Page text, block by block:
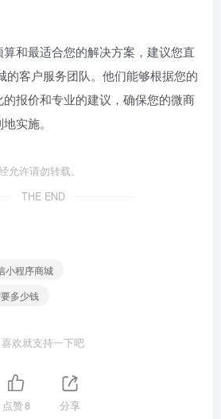
和最适合您的解决方案，建议您直
的客户服务团队。他们能够根据您的
报价和专业的建议，确保您的微商
实施。
允许请勿转载。
THE END
小程序商城
多少钱
喜欢就支持一下吧
点赞8 分享